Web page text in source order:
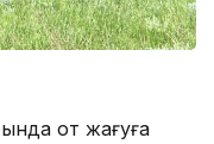
от жағуға